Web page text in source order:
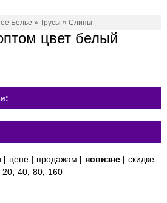
Белье » Трусы » Слипы
цвет белый
| цене | продажам | новизне | скидке
20, 40, 80, 160